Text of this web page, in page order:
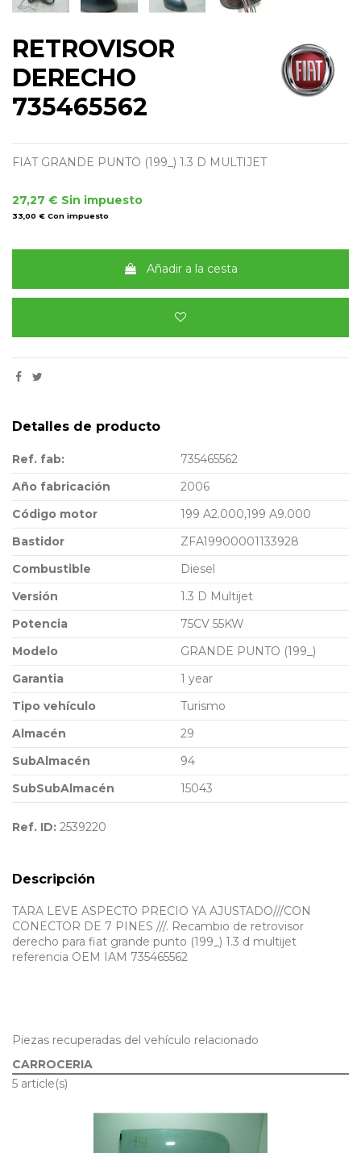
RETROVISOR
DERECHO
735465562
FIAT GRANDE PUNTO (199_) 1.3 D MULTIJET
27,27 € Sin impuesto
33,00 € Con impuesto
Añadir a la cesta
Detalles de producto
Ref. fab:
735465562
Año fabricación
2006
Código motor
199 A2.000,199 A9.000
Bastidor
ZFA19900001133928
Combustible
Diesel
Versión
1.3 D Multijet
Potencia
75CV 55KW
Modelo
GRANDE PUNTO (199_)
Garantia
1 year
Tipo vehículo
Turismo
Almacén
29
SubAlmacén
94
SubSubAlmacén
15043
Ref. ID: 2539220
Descripción
TARA LEVE ASPECTO PRECIO YA AJUSTADO///CON
CONECTOR DE 7 PINES ///. Recambio de retrovisor
derecho para fiat grande punto (199_) 1.3 d multijet
referencia OEM IAM 735465562
Piezas recuperadas del vehículo relacionado
CARROCERIA
5 article(s)